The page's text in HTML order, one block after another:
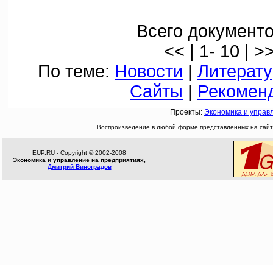
Всего
<< | 1- 10 |
По теме: Новости |
Сайты |
Проекты: Экономика и
Воспроизведение в любой форме представленных на
EUP.RU - Copyright © 2002-2008
Экономика и управление на предприятиях,
Дмитрий Виноградов